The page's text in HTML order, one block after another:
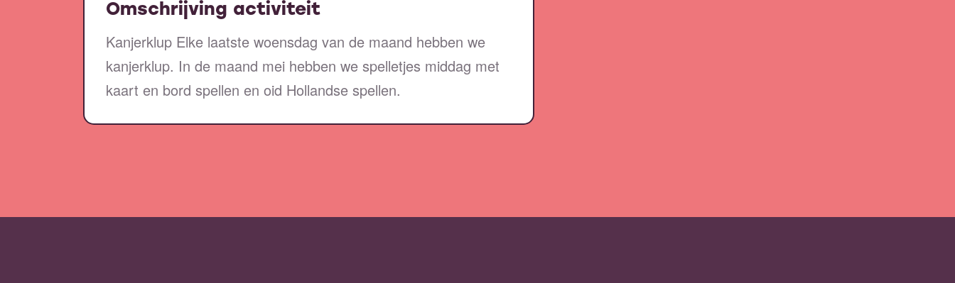
Omschrijving activiteit
Kanjerklup Elke laatste woensdag van de maand hebben we
kanjerklup. In de maand mei hebben we spelletjes middag met
kaart en bord spellen en oid Hollandse spellen.